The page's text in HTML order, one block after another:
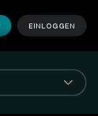
EINLOGGEN